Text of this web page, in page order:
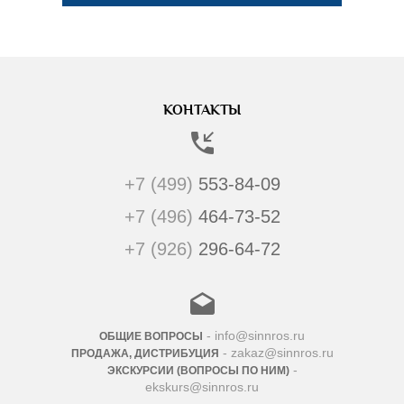
КОНТАКТЫ
+7 (499) 553-84-09
+7 (496) 464-73-52
+7 (926) 296-64-72
ОБЩИЕ ВОПРОСЫ - info@sinnros.ru
ПРОДАЖА, ДИСТРИБУЦИЯ - zakaz@sinnros.ru
ЭКСКУРСИИ (ВОПРОСЫ ПО НИМ)-
ekskurs@sinnros.ru